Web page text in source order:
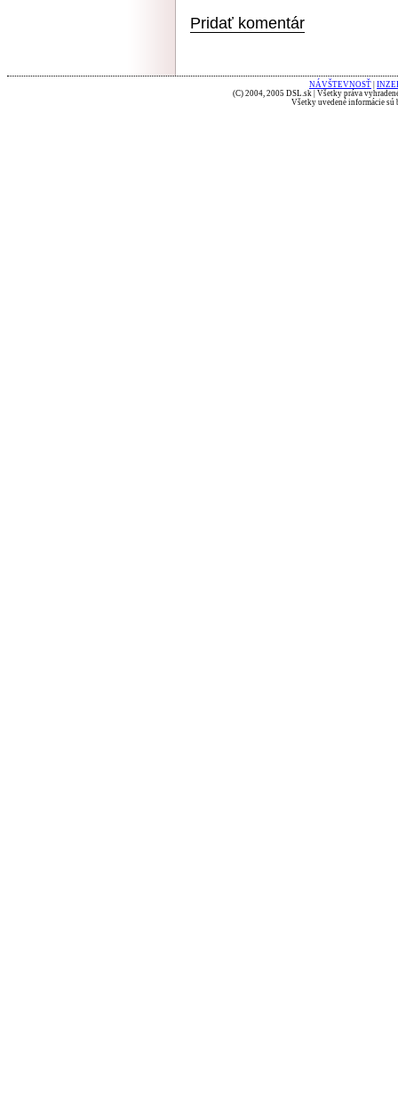
Pridať komentár
NÁVŠTEVNOSŤ
(C) 2004, 2005 DSL.sk | Všetky práva
Všetky uvedené informácie sú